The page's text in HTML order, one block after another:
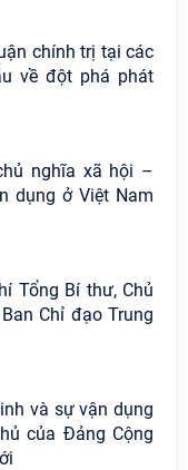
chính trị tại các
về đột phá phát
nghĩa xã hội –
dụng ở Việt Nam
Tổng Bí thư, Chủ
Chỉ đạo Trung
và sự vận dụng
của Đảng Cộng